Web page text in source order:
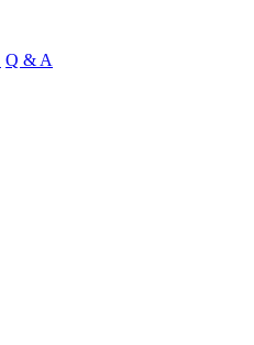
Q & A